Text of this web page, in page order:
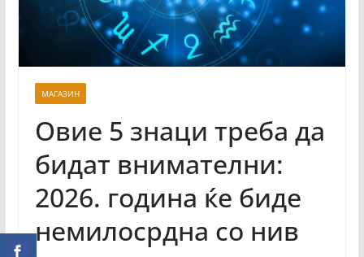
МАГАЗИН
Овие 5 знаци треба да
бидат внимателни:
2026. година ќе биде
немилосрдна со нив